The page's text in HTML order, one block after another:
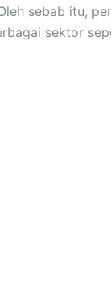
sebab itu,
sektor